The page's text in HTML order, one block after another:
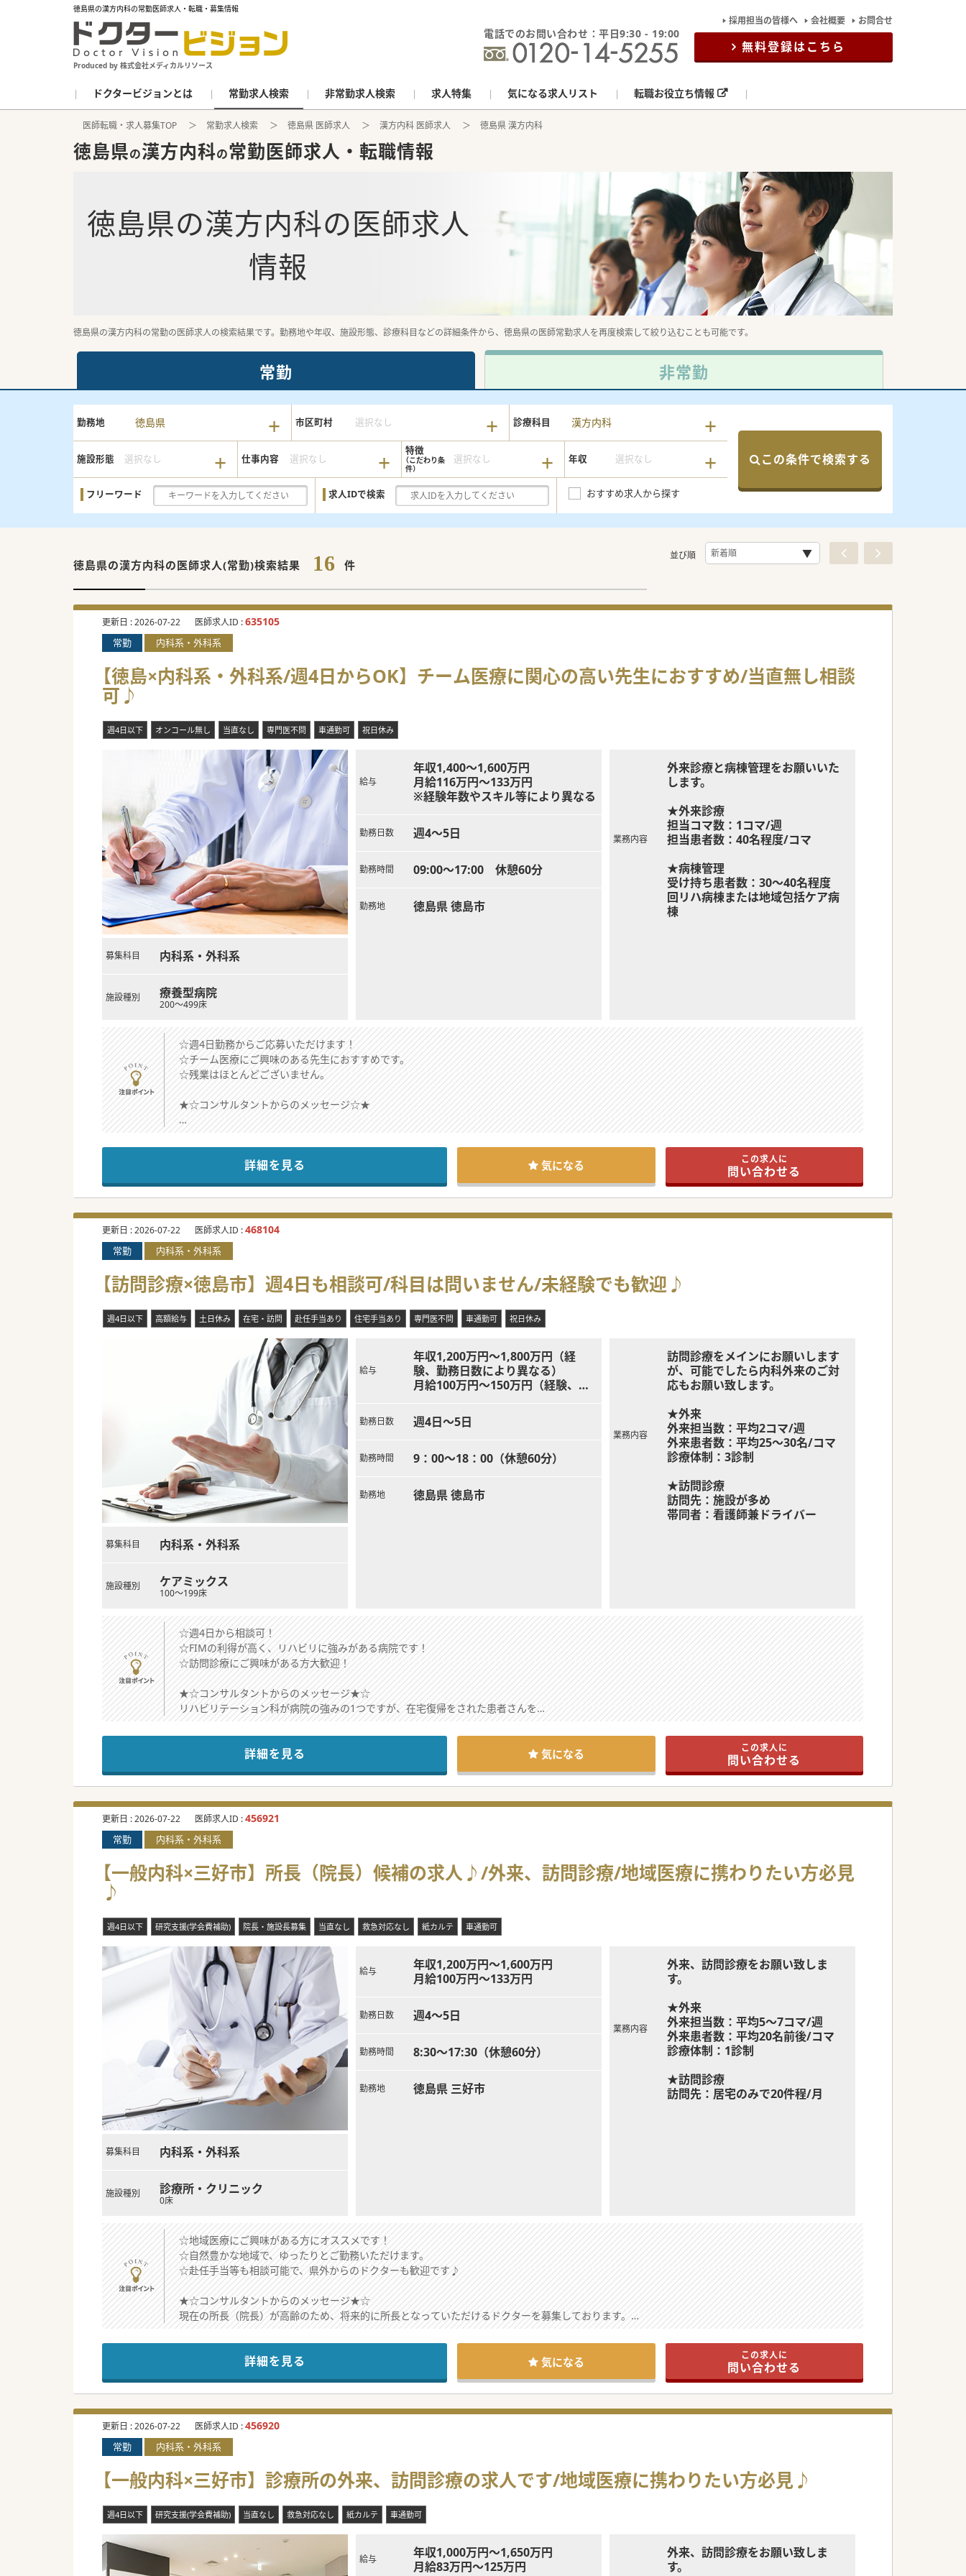
徳島県の漢方内科の常勤医師求人・転職・募集情報
Produced by 株式会社メディカルリソース
電話でのお問い合わせ：平日9:30 - 19:00
採用担当の皆様へ 会社概要 お問合せ
無料登録はこちら
ドクタービジョンとは 常勤求人検索 非常勤求人検索 求人特集 気になる求人リスト 転職お役立ち情報
医師転職・求人募集TOP 常勤求人検索 徳島県 医師求人 漢方内科 医師求人 徳島県 漢方内科
徳島県の漢方内科の常勤医師求人・転職情報
徳島県の漢方内科の医師求人
情報
徳島県の漢方内科の常勤の医師求人の検索結果です。勤務地や年収、施設形態、診療科目などの詳細条件から、徳島県の医師常勤求人を再度検索して絞り込むことも可能です。
常勤 非常勤
勤務地 徳島県 市区町村 選択なし 診療科目 漢方内科
施設形態 選択なし 仕事内容 選択なし
特徴
選択なし 年収 選択なし
フリーワード 求人IDで検索 おすすめ求人から探す
この条件で検索する
徳島県の漢方内科の医師求人(常勤)検索結果 16 件
並び順
更新日 :2026-07-22 医師求人ID :635105
常勤 内科系・外科系
【徳島×内科系・外科系/週4日からOK】チーム医療に関心の高い先生におすすめ/当直無し相談
可♪
週4日以下 オンコール無し 当直なし 専門医不問 車通勤可 祝日休み
募集科目 内科系・外科系
施設種別 療養型病院
200～499床
給与
年収1,400～1,600万円
月給116万円～133万円
※経験年数やスキル等により異なる
勤務日数 週4～5日
勤務時間 09:00～17:00 休憩60分
勤務地 徳島県 徳島市
業務内容
外来診療と病棟管理をお願いいた
します。
★外来診療
担当コマ数：1コマ/週
担当患者数：40名程度/コマ
★病棟管理
受け持ち患者数：30～40名程度
回リハ病棟または地域包括ケア病
棟
☆週4日勤務からご応募いただけます！
☆チーム医療にご興味のある先生におすすめです。
☆残業はほとんどございません。
★☆コンサルタントからのメッセージ☆★
当直無しのご相談も可能です。
コメディカル体制充実しております！
是非お問い合わせください。
#秋入職可
詳細を見る 気になる この求人に
問い合わせる
更新日 :2026-07-22 医師求人ID :468104
常勤 内科系・外科系
【訪問診療×徳島市】週4日も相談可/科目は問いません/未経験でも歓迎♪
週4日以下 高額給与 土日休み 在宅・訪問 赴任手当あり 住宅手当あり 専門医不問 車通勤可 祝日休み
募集科目 内科系・外科系
施設種別 ケアミックス
100～199床
給与
年収1,200万円～1,800万円（経
験、勤務日数により異なる）
月給100万円～150万円（経験、勤
勤務日数 週4日～5日
勤務時間 9：00～18：00（休憩60分）
勤務地 徳島県 徳島市
業務内容
訪問診療をメインにお願いします
が、可能でしたら内科外来のご対
応もお願い致します。
★外来
外来担当数：平均2コマ/週
外来患者数：平均25～30名/コマ
診療体制：3診制
★訪問診療
訪問先：施設が多め
帯同者：看護師兼ドライバー
☆週4日から相談可！
☆FIMの利得が高く、リハビリに強みがある病院です！
☆訪問診療にご興味がある方大歓迎！
★☆コンサルタントからのメッセージ★☆
リハビリテーション科が病院の強みの1つですが、在宅復帰をされた患者さんを
末永くサポートするために、今後訪問診療に力を入れていきたいお考えがございます。
訪問診療経験者はもちろん、未経験の方でもご応募いただけますので、まずはお気軽にお問合せください♪
詳細を見る 気になる この求人に
問い合わせる
更新日 :2026-07-22 医師求人ID :456921
常勤 内科系・外科系
【一般内科×三好市】所長（院長）候補の求人♪/外来、訪問診療/地域医療に携わりたい方必見
♪
週4日以下 研究支援(学会費補助) 院長・施設長募集 当直なし 救急対応なし 紙カルテ 車通勤可
募集科目 内科系・外科系
施設種別 診療所・クリニック
0床
給与
年収1,200万円～1,600万円
月給100万円～133万円
勤務日数 週4～5日
勤務時間 8:30～17:30（休憩60分）
勤務地 徳島県 三好市
業務内容
外来、訪問診療をお願い致しま
す。
★外来
外来担当数：平均5～7コマ/週
外来患者数：平均20名前後/コマ
診療体制：1診制
★訪問診療
訪問先：居宅のみで20件程/月
☆地域医療にご興味がある方にオススメです！
☆自然豊かな地域で、ゆったりとご勤務いただけます。
☆赴任手当等も相談可能で、県外からのドクターも歓迎です♪
★☆コンサルタントからのメッセージ★☆
現在の所長（院長）が高齢のため、将来的に所長となっていただけるドクターを募集しております。
徳島県の中でも、住民の高齢化がすすでいる地域で、そのような地域の医療にご興味があるドクターですと大歓迎です。
赴任手当も相談可能ですので、Uターン、Iターンをお考えの方もぜひお問合せください♪
#秋入職可
詳細を見る 気になる この求人に
問い合わせる
更新日 :2026-07-22 医師求人ID :456920
常勤 内科系・外科系
【一般内科×三好市】診療所の外来、訪問診療の求人です/地域医療に携わりたい方必見♪
週4日以下 研究支援(学会費補助) 当直なし 救急対応なし 紙カルテ 車通勤可
給与
年収1,000万円～1,650万円
月給83万円～125万円
外来、訪問診療をお願い致しま
す。